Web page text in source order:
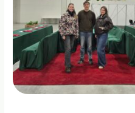
pokyčius
ir
naujoves